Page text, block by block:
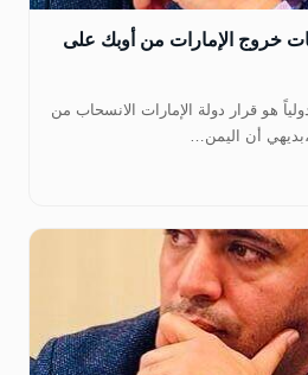
خروج الإمارات من أوبك على
هو قرار دولة الإمارات الانسحاب من
أن اليمن…